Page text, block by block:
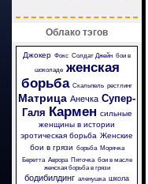
Облако тэгов
Джокер Фокс Солдат Джейн бои в
шоколаде женская
борьба Скальпель рестлинг
Матрица Анечка Супер-
Галя Кармен сильные
женщины в истории
эротическая борьба Женские
бои в грязи борьба
Морячка
Беретта Аврора Пяточка бои в масле
женская борьба в грязи
бодибилдинг аленушка школа